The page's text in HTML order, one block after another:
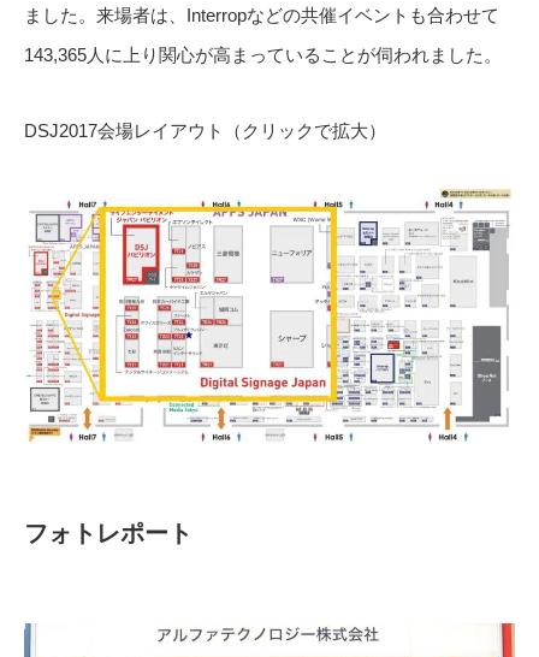
ました。来場者は、Interropなどの共催イベントも合わせて
143,365人に上り関心が高まっていることが伺われました。
DSJ2017会場レイアウト（クリックで拡大）
フォトレポート